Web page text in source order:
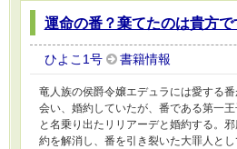
運命の番？棄てたのは貴方で
ひよこ1号 書籍情報
竜人族の侯爵令嬢エデュラには愛する
会い、婚約していたが、番である第一
と名乗り出たリリアーデと婚約する。
約を解消し、番を引き裂いた大罪人と